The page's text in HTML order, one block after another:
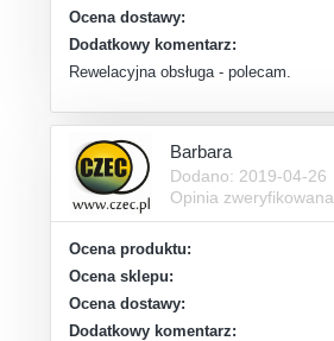
Ocena dostawy:
Dodatkowy komentarz:
Rewelacyjna obsługa - polecam.
Barbara
Dodano: 2019-04-26
Opinia zweryfikowana
Ocena produktu:
Ocena sklepu:
Ocena dostawy:
Dodatkowy komentarz: